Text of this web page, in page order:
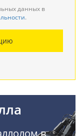
данных в
.
в